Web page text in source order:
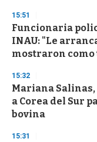
d
s
15:51
Funcionaria
INAU: "Le
mostraron como
15:32
Mariana
a Corea del Sur
bovina
15:31